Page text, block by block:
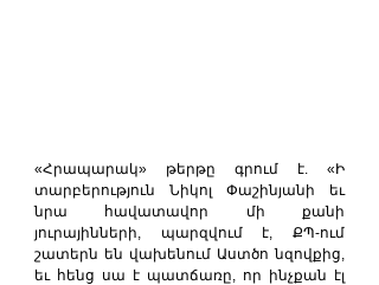
«Հրապարակ» թերթը գրում է. «Ի
տարբերություն Նիկոլ Փաշինյանի եւ
նրա հավատավոր մի քանի
յուրայինների, պարզվում է, ՔՊ-ում
շատերն են վախենում Աստծո նզովքից,
եւ հենց սա է պատճառը, որ ինչքան էլ